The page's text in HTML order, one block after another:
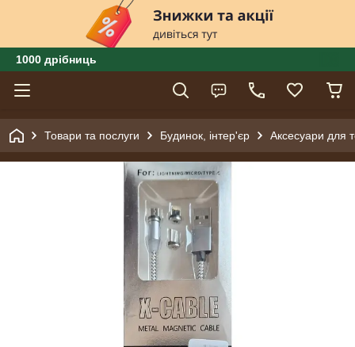
1000 дрібниць
Товари та послуги Будинок, інтер'єр Аксесуари для